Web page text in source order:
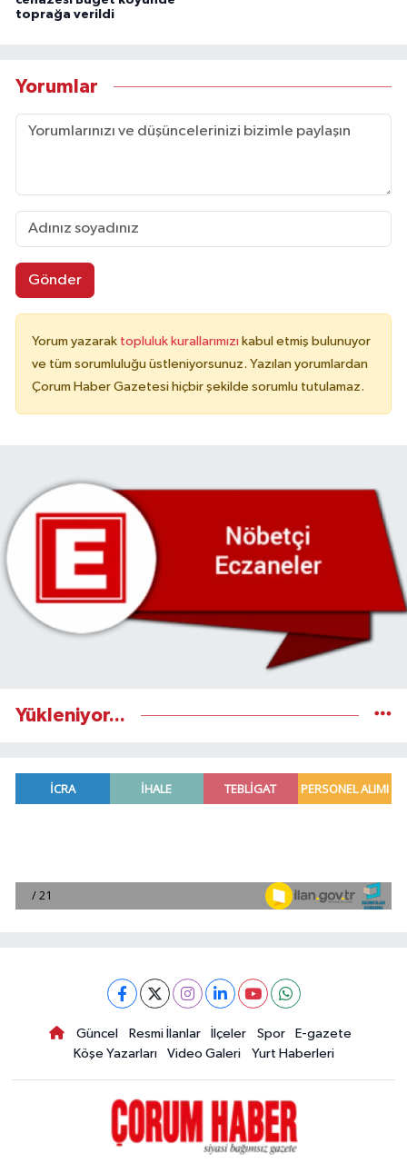
toprağa verildi
Yorumlar
Gönder
Yorum yazarak topluluk kurallarımızı kabul etmiş bulunuyor
ve tüm sorumluluğu üstleniyorsunuz. Yazılan yorumlardan
Çorum Haber Gazetesi hiçbir şekilde sorumlu tutulamaz.
Yükleniyor...
Güncel Resmi İlanlar İlçeler Spor
E-gazete
Köşe Yazarları
Video Galeri Yurt Haberleri